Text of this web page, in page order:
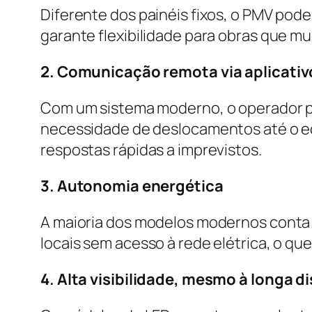
Diferente dos painéis fixos, o PMV
garante flexibilidade para obras que
2. Comunicação remota via
Com um sistema moderno, o operador
necessidade de deslocamentos até o
respostas rápidas a imprevistos.
3. Autonomia energética
A maioria dos modelos modernos
locais sem acesso à rede elétrica, o
4. Alta visibilidade, mesmo à longa